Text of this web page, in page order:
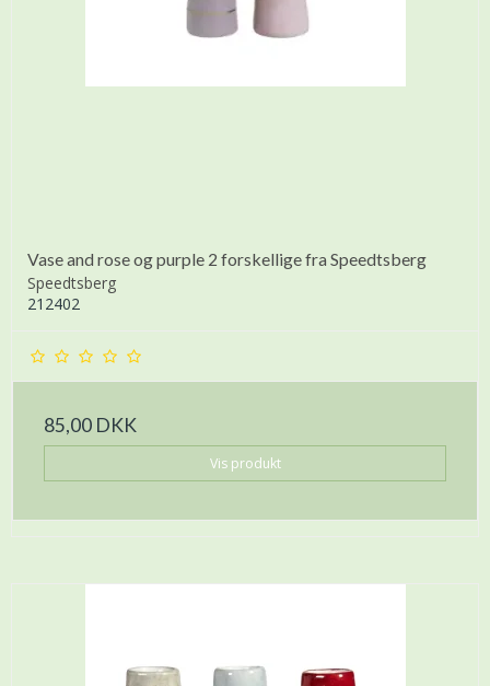
Vase and rose og purple 2 forskellige fra Speedtsberg
Speedtsberg
212402
85,00 DKK
Vis produkt